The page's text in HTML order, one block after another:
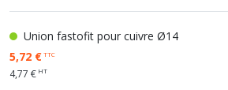
Union fastofit pour cuivre Ø14
5,72 €TTC
4,77 € HT